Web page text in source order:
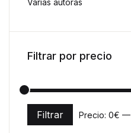
Varias autoras
Filtrar por precio
Precio mínimo
Precio máximo
Filtrar Precio: 0€ —